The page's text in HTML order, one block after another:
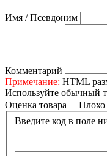
Имя / Псевдоним
Комментарий
Примечание: HTML
Используйте обычный
Оценка товара Плохо
Введите код в поле